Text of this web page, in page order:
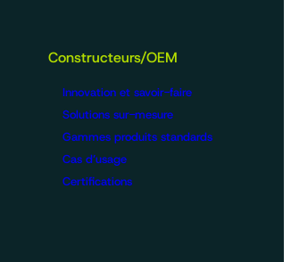
Constructeurs/OEM
Innovation et savoir-faire
Solutions sur-mesure
Gammes produits standards
Cas d’usage
Certifications